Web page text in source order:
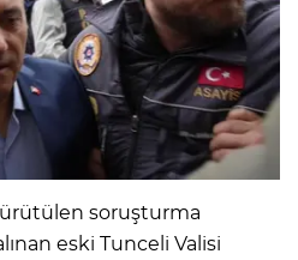
soruşturma
eski Tunceli Valisi